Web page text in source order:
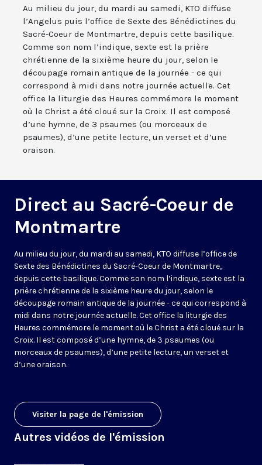
Au milieu du jour, du mardi au samedi, KTO diffuse
l’Angelus puis l’office de Sexte des Bénédictines du
Sacré-Coeur de Montmartre, depuis cette basilique.
Comme son nom l’indique, sexte est la prière
chrétienne de la sixième heure du jour, selon le
découpage romain antique de la journée - ce qui
correspond à midi dans notre journée actuelle. Cet
office la liturgie des Heures commémore le moment
où le Christ a été cloué sur la Croix. Il est composé
d’une hymne, de 3 psaumes (ou morceaux de
psaumes), d’une petite lecture, un verset et d’une
oraison.
Direct au Sacré-Coeur de
Montmartre
Au milieu du jour, du mardi au samedi, KTO diffuse l’office de
Sexte des Bénédictines du Sacré-Coeur de Montmartre,
depuis cette basilique. Comme son nom l’indique, sexte est la
prière chrétienne de la sixième heure du jour, selon le
découpage romain antique de la journée - ce qui correspond à
midi dans notre journée actuelle. Cet office la liturgie des
Heures commémore le moment où le Christ a été cloué sur la
Croix. Il est composé d’une hymne, de 3 psaumes (ou
morceaux de psaumes), d’une petite lecture, un verset et
d’une oraison.
Visiter la page de l'émission
Autres vidéos de l'émission